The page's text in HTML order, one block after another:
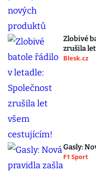
Zlobivé
zrušila
Blesk.cz
Gasly:
F1 Sport